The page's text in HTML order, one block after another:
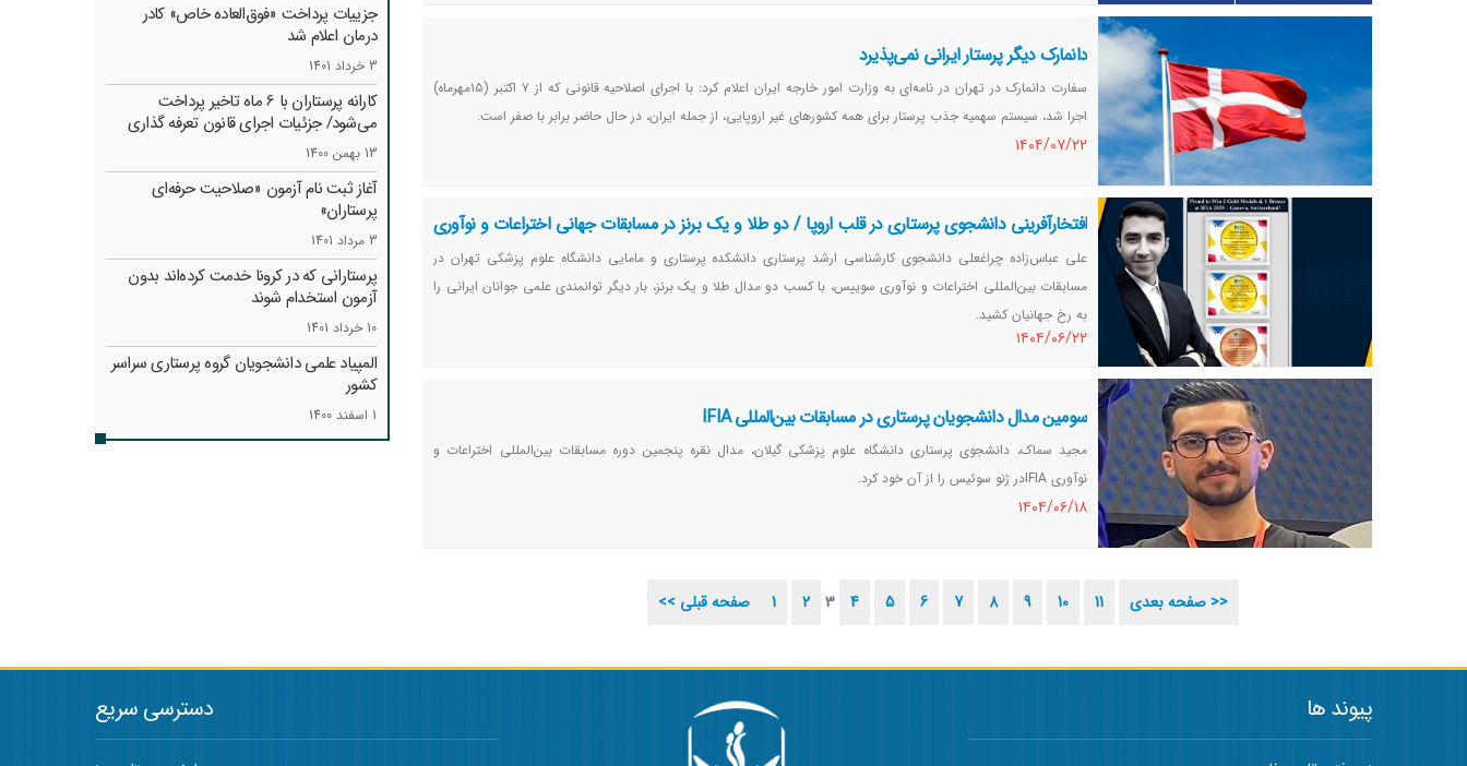
دانمارک دیگر پرستار ایرانی نمی‌پذیرد
سفارت دانمارک در تهران در نامه‌ای به وزارت امور خارجه ایران اعلام کرد:‌ با اجرای اصلاحیه قانونی که از ۷ اکتبر (۱۵مهرماه)
اجرا شد، سیستم سهمیه جذب پرستار برای همه کشورهای غیر اروپایی، از جمله ایران، در حال حاضر برابر با صفر است.
١٤٠٤/٠٧/٢٢
افتخارآفرینی دانشجوی پرستاری در قلب اروپا / دو طلا و یک برنز در مسابقات جهانی اختراعات و نوآوری
سوئیس
علی عباس‌زاده چراغعلی دانشجوی کارشناسی ارشد پرستاری دانشکده پرستاری و مامایی دانشگاه علوم پزشکی تهران در
مسابقات بین‌المللی اختراعات و نوآوری سوییس، با کسب دو مدال طلا و یک برنز، بار دیگر توانمندی علمی جوانان ایرانی را
به رخ جهانیان کشید.
١٤٠٤/٠٦/٢٢
سومین مدال دانشجویان پرستاری در مسابقات بین‌المللی IFIA
مجید سماک، دانشجوی پرستاری دانشگاه علوم پزشکی گیلان، مدال نقره پنجمین دوره مسابقات بین‌المللی اختراعات و
نوآوری IFIAدر ژنو سوئیس را از آن خود کرد.
١٤٠٤/٠٦/١٨
<< صفحه قبلی 1 2 3 4 5 6 7 8 9 10 11 صفحه بعدی >>
جزییات پرداخت «فوق‌العاده خاص» کادر
درمان اعلام شد
3 خرداد 1401
کارانه‌ پرستاران با 6 ماه تاخیر پرداخت
می‌شود/ جزئیات اجرای قانون تعرفه گذاری
13 بهمن 1400
آغاز ثبت نام آزمون «صلاحیت حرفه‌ای
پرستاران»
3 مرداد 1401
پرستارانی که در کرونا خدمت کرد‌ه‌اند بدون
آزمون استخدام شوند
10 خرداد 1401
المپیاد علمی دانشجویان گروه پرستاری سراسر
کشور
1 اسفند 1400
پیوند ها دسترسی سریع